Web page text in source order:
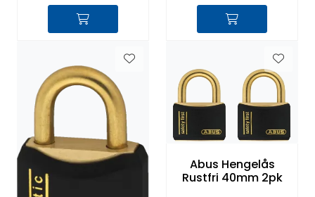
Abus Hengelås
Rustfri 40mm 2pk